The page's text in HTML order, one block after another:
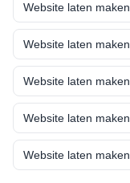
Website laten maken
Website laten maken
Website laten maken
Website laten maken
Website laten maken